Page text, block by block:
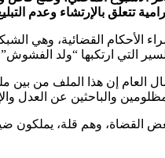
تتعلق بالإرتشاء وعدم
الأحكام القضائية، وهي
السير التي ارتكبها “ولد
العام إن هذا الملف من
والباحثين عن العدل
القضاة، وهم قلة،